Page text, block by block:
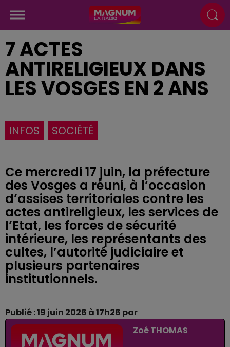
7 ACTES
ANTIRELIGIEUX DANS
LES VOSGES EN 2 ANS
INFOS SOCIÉTÉ
Ce mercredi 17 juin, la préfecture
des Vosges a réuni, à l’occasion
d’assises territoriales contre les
actes antireligieux, les services de
l’Etat, les forces de sécurité
intérieure, les représentants des
cultes, l’autorité judiciaire et
plusieurs partenaires
institutionnels.
Publié : 19 juin 2026 à 17h26 par
Zoé THOMAS